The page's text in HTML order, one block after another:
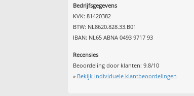
Bedrijfsgegevens
KVK: 81420382
BTW: NL8620.828.33.B01
IBAN: NL65 ABNA 0493 9717 93
Recensies
Beoordeling door klanten:9.8/10
» Bekijk individuele klantbeoordelingen